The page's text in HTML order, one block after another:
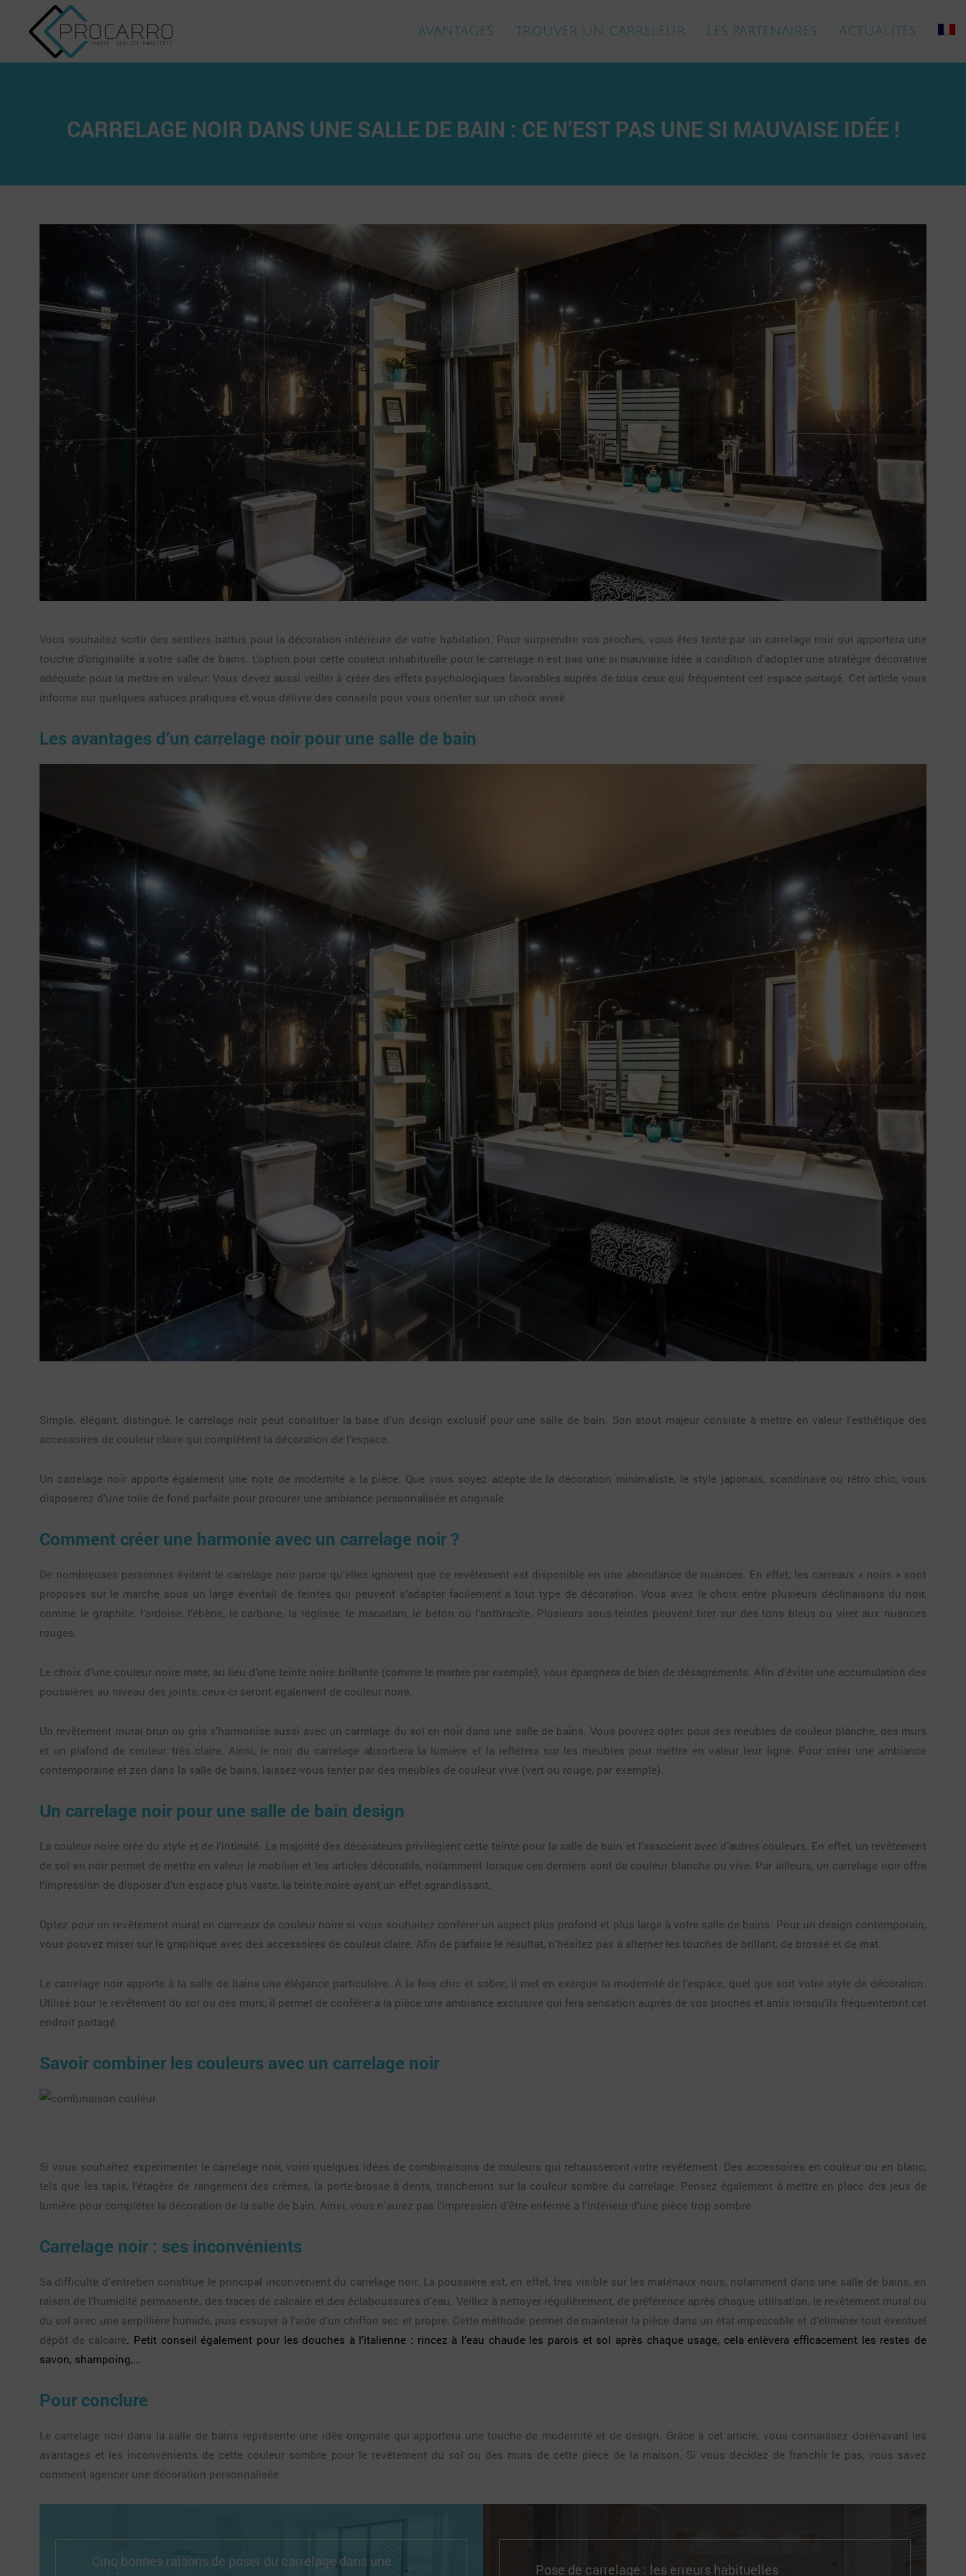
AVANTAGES TROUVER UN CARRELEUR LES PARTENAIRES ACTUALITÉS
CARRELAGE NOIR DANS UNE SALLE DE BAIN : CE N’EST PAS UNE SI MAUVAISE IDÉE !
Vous souhaitez sortir des sentiers battus pour la décoration intérieure de votre habitation. Pour surprendre vos proches, vous êtes tenté par un carrelage noir qui apportera une
touche d’originalité à votre salle de bains. L’option pour cette couleur inhabituelle pour le carrelage n’est pas une si mauvaise idée à condition d’adopter une stratégie décorative
adéquate pour la mettre en valeur. Vous devez aussi veiller à créer des effets psychologiques favorables auprès de tous ceux qui fréquentent cet espace partagé. Cet article vous
informe sur quelques astuces pratiques et vous délivre des conseils pour vous orienter sur un choix avisé.
Les avantages d’un carrelage noir pour une salle de bain
Simple, élégant, distingué, le carrelage noir peut constituer la base d’un design exclusif pour une salle de bain. Son atout majeur consiste à mettre en valeur l’esthétique des
accessoires de couleur claire qui complètent la décoration de l’espace.
Un carrelage noir apporte également une note de modernité à la pièce. Que vous soyez adepte de la décoration minimaliste, le style japonais, scandinave ou rétro chic, vous
disposerez d’une toile de fond parfaite pour procurer une ambiance personnalisée et originale.
Comment créer une harmonie avec un carrelage noir ?
De nombreuses personnes évitent le carrelage noir parce qu’elles ignorent que ce revêtement est disponible en une abondance de nuances. En effet, les carreaux « noirs » sont
proposés sur le marché sous un large éventail de teintes qui peuvent s’adapter facilement à tout type de décoration. Vous avez le choix entre plusieurs déclinaisons du noir,
comme le graphite, l’ardoise, l’ébène, le carbone, la réglisse, le macadam, le béton ou l’anthracite. Plusieurs sous-teintes peuvent tirer sur des tons bleus ou virer aux nuances
rouges.
Le choix d’une couleur noire mate, au lieu d’une teinte noire brillante (comme le marbre par exemple), vous épargnera de bien de désagréments. Afin d’éviter une accumulation des
poussières au niveau des joints, ceux-ci seront également de couleur noire.
Un revêtement mural brun ou gris s’harmonise aussi avec un carrelage du sol en noir dans une salle de bains. Vous pouvez opter pour des meubles de couleur blanche, des murs
et un plafond de couleur très claire. Ainsi, le noir du carrelage absorbera la lumière et la reflétera sur les meubles pour mettre en valeur leur ligne. Pour créer une ambiance
contemporaine et zen dans la salle de bains, laissez-vous tenter par des meubles de couleur vive (vert ou rouge, par exemple).
Un carrelage noir pour une salle de bain design
La couleur noire crée du style et de l’intimité. La majorité des décorateurs privilégient cette teinte pour la salle de bain et l’associent avec d’autres couleurs. En effet, un revêtement
de sol en noir permet de mettre en valeur le mobilier et les articles décoratifs, notamment lorsque ces derniers sont de couleur blanche ou vive. Par ailleurs, un carrelage noir offre
l’impression de disposer d’un espace plus vaste, la teinte noire ayant un effet agrandissant.
Optez pour un revêtement mural en carreaux de couleur noire si vous souhaitez conférer un aspect plus profond et plus large à votre salle de bains. Pour un design contemporain,
vous pouvez miser sur le graphique avec des accessoires de couleur claire. Afin de parfaire le résultat, n’hésitez pas à alterner les touches de brillant, de brossé et de mat.
Le carrelage noir apporte à la salle de bains une élégance particulière. À la fois chic et sobre, il met en exergue la modernité de l’espace, quel que soit votre style de décoration.
Utilisé pour le revêtement du sol ou des murs, il permet de conférer à la pièce une ambiance exclusive qui fera sensation auprès de vos proches et amis lorsqu’ils fréquenteront cet
endroit partagé.
Savoir combiner les couleurs avec un carrelage noir
Si vous souhaitez expérimenter le carrelage noir, voici quelques idées de combinaisons de couleurs qui rehausseront votre revêtement. Des accessoires en couleur ou en blanc,
tels que les tapis, l’étagère de rangement des crèmes, la porte-brosse à dents, trancheront sur la couleur sombre du carrelage. Pensez également à mettre en place des jeux de
lumière pour compléter la décoration de la salle de bain. Ainsi, vous n’aurez pas l’impression d’être enfermé à l’intérieur d’une pièce trop sombre.
Carrelage noir : ses inconvénients
Sa difficulté d’entretien constitue le principal inconvénient du carrelage noir. La poussière est, en effet, très visible sur les matériaux noirs, notamment dans une salle de bains, en
raison de l’humidité permanente, des traces de calcaire et des éclaboussures d’eau. Veillez à nettoyer régulièrement, de préférence après chaque utilisation, le revêtement mural ou
du sol avec une serpillière humide, puis essuyer à l’aide d’un chiffon sec et propre. Cette méthode permet de maintenir la pièce dans un état impeccable et d’éliminer tout éventuel
dépôt de calcaire. Petit conseil également pour les douches à l’italienne : rincez à l’eau chaude les parois et sol après chaque usage, cela enlèvera efficacement les restes de
savon, shampoing,…
Pour conclure
Le carrelage noir dans la salle de bains représente une idée originale qui apportera une touche de modernité et de design. Grâce à cet article, vous connaissez dorénavant les
avantages et les inconvénients de cette couleur sombre pour le revêtement du sol ou des murs de cette pièce de la maison. Si vous décidez de franchir le pas, vous savez
comment agencer une décoration personnalisée.
Cinq bonnes raisons de poser du carrelage dans une
Pose de carrelage : les erreurs habituelles